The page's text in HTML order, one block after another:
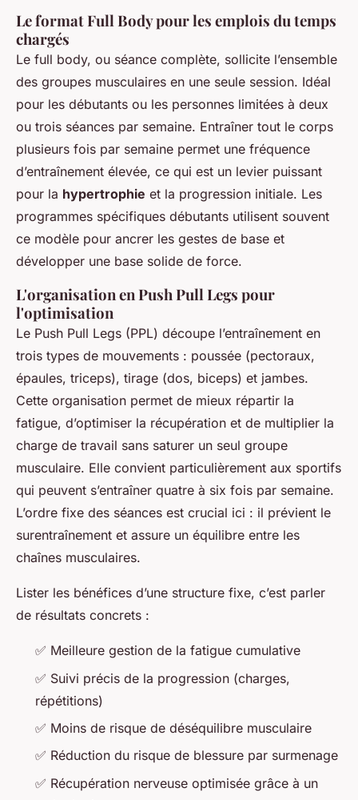
Le format Full Body pour les emplois du temps
chargés
Le full body, ou séance complète, sollicite l’ensemble
des groupes musculaires en une seule session. Idéal
pour les débutants ou les personnes limitées à deux
ou trois séances par semaine. Entraîner tout le corps
plusieurs fois par semaine permet une fréquence
d’entraînement élevée, ce qui est un levier puissant
pour la hypertrophie et la progression initiale. Les
programmes spécifiques débutants utilisent souvent
ce modèle pour ancrer les gestes de base et
développer une base solide de force.
L'organisation en Push Pull Legs pour
l'optimisation
Le Push Pull Legs (PPL) découpe l’entraînement en
trois types de mouvements : poussée (pectoraux,
épaules, triceps), tirage (dos, biceps) et jambes.
Cette organisation permet de mieux répartir la
fatigue, d’optimiser la récupération et de multiplier la
charge de travail sans saturer un seul groupe
musculaire. Elle convient particulièrement aux sportifs
qui peuvent s’entraîner quatre à six fois par semaine.
L’ordre fixe des séances est crucial ici : il prévient le
surentraînement et assure un équilibre entre les
chaînes musculaires.
Lister les bénéfices d’une structure fixe, c’est parler
de résultats concrets :
✅ Meilleure gestion de la fatigue cumulative
✅ Suivi précis de la progression (charges,
répétitions)
✅ Moins de risque de déséquilibre musculaire
✅ Réduction du risque de blessure par surmenage
✅ Récupération nerveuse optimisée grâce à un